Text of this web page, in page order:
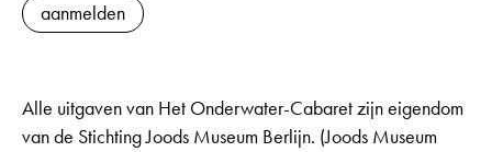
aanmelden
Alle uitgaven van Het Onderwater-Cabaret zijn eigendom
van de Stichting Joods Museum Berlijn. (Joods Museum